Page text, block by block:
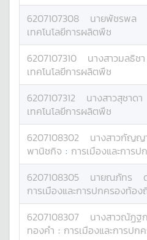
6207107308 นายพัชรพล
เทคโนโลยีการผลิตพืช
6207107310 นางสาวมลธิชา
เทคโนโลยีการผลิตพืช
6207107312 นางสาวสุชาดา
เทคโนโลยีการผลิตพืช
6207108302 นางสาวกัญญ
พานิชกิจ : การเมืองและการ
6207108305 นายณภัทร
การเมืองและการปกครองท้อง
6207108307 นางสาวณัฏฐ
ทองคำ : การเมืองและการป